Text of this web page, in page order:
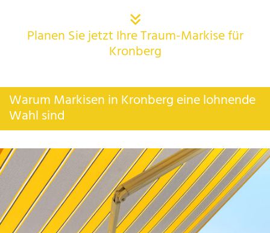

Planen Sie jetzt Ihre Traum-Markise für
Kronberg
Warum Markisen in Kronberg eine lohnende
Wahl sind